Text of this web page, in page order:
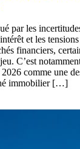
par les
et les
financiers,
C’est
2026 comme une
immobilier […]